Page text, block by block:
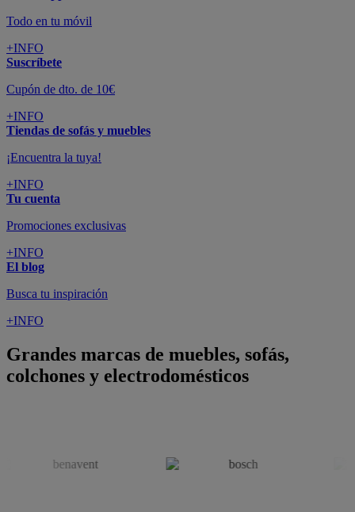
Todo en tu móvil
+INFO
Suscríbete
Cupón de dto. de 10€
+INFO
Tiendas de sofás y muebles
¡Encuentra la tuya!
+INFO
Tu cuenta
Promociones exclusivas
+INFO
El blog
Busca tu inspiración
+INFO
Grandes marcas de muebles, sofás,
colchones y electrodomésticos